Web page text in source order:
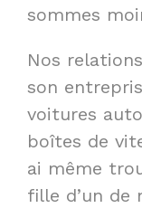
sommes
Nos
son
voitures
boîtes de
ai même
fille d’un de